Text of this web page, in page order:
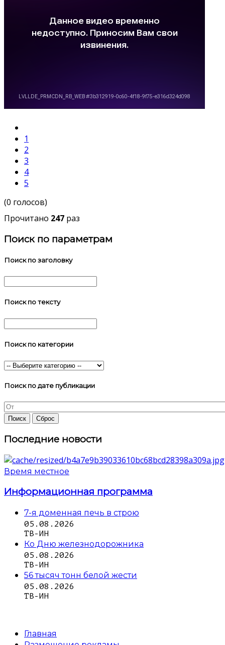
1
2
3
4
5
(0 голосов)
Прочитано 247 раз
Поиск по параметрам
Поиск по заголовку
Поиск по тексту
Поиск по категории
Поиск по дате публикации
Последние новости
Время местное
Информационная программа
7-я доменная печь в строю
05.08.2026
ТВ-ИН
Ко Дню железнодорожника
05.08.2026
ТВ-ИН
56 тысяч тонн белой жести
05.08.2026
ТВ-ИН
Главная